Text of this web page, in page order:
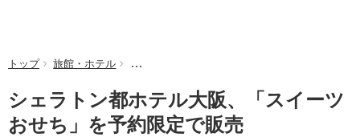
トップ 旅館・ホテル シェラトン都ホテル大阪、「スイーツおせち」
シェラトン都ホテル大阪、「スイーツ
おせち」を予約限定で販売